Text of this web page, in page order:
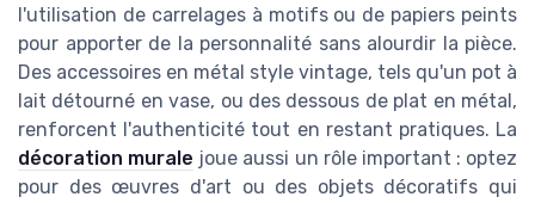
l'utilisation de carrelages à motifs ou de papiers peints
pour apporter de la personnalité sans alourdir la pièce.
Des accessoires en métal style vintage, tels qu'un pot à
lait détourné en vase, ou des dessous de plat en métal,
renforcent l'authenticité tout en restant pratiques. La
décoration murale joue aussi un rôle important : optez
pour des œuvres d'art ou des objets décoratifs qui